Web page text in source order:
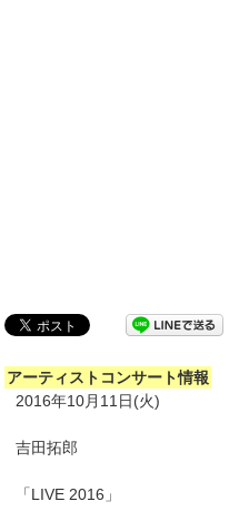
アーティストコンサート情報
2016年10月11日(火)
吉田拓郎
「LIVE 2016」